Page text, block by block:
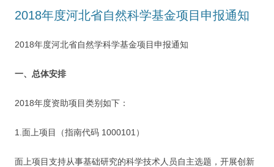
2018年度河北省自然科学基金项目申报通知
2018年度河北省自然学科学基金项目申报通知
一、总体安排
2018年度资助项目类别如下：
1.面上项目（指南代码 1000101）
面上项目支持从事基础研究的科学技术人员自主选题，开展创新